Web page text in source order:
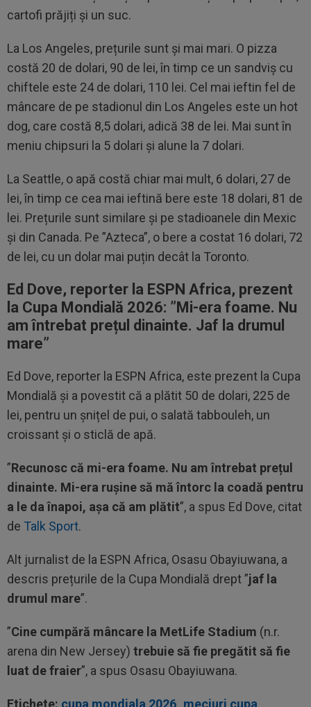
cartofi prăjiți și un suc.
La Los Angeles, prețurile sunt și mai mari. O pizza
costă 20 de dolari, 90 de lei, în timp ce un sandviș cu
chiftele este 24 de dolari, 110 lei. Cel mai ieftin fel de
mâncare de pe stadionul din Los Angeles este un hot
dog, care costă 8,5 dolari, adică 38 de lei. Mai sunt în
meniu chipsuri la 5 dolari și alune la 7 dolari.
La Seattle, o apă costă chiar mai mult, 6 dolari, 27 de
lei, în timp ce cea mai ieftină bere este 18 dolari, 81 de
lei. Prețurile sunt similare și pe stadioanele din Mexic
și din Canada. Pe ”Azteca”, o bere a costat 16 dolari, 72
de lei, cu un dolar mai puțin decât la Toronto.
Ed Dove, reporter la ESPN Africa, prezent
la Cupa Mondială 2026: ”Mi-era foame. Nu
am întrebat prețul dinainte. Jaf la drumul
mare”
Ed Dove, reporter la ESPN Africa, este prezent la Cupa
Mondială și a povestit că a plătit 50 de dolari, 225 de
lei, pentru un șnițel de pui, o salată tabbouleh, un
croissant și o sticlă de apă.
”Recunosc că mi-era foame. Nu am întrebat prețul
dinainte. Mi-era rușine să mă întorc la coadă pentru
a le da înapoi, așa că am plătit”, a spus Ed Dove, citat
de Talk Sport.
Alt jurnalist de la ESPN Africa, Osasu Obayiuwana, a
descris prețurile de la Cupa Mondială drept ”jaf la
drumul mare”.
”Cine cumpără mâncare la MetLife Stadium (n.r.
arena din New Jersey) trebuie să fie pregătit să fie
luat de fraier”, a spus Osasu Obayiuwana.
Etichete: cupa mondiala 2026, meciuri cupa